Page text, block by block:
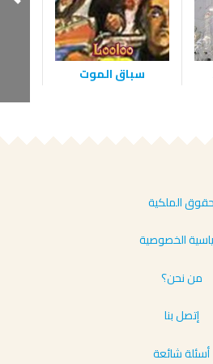
سباق الموت
حقوق الملكية
الخصوصية
من نحن؟
إتصل بنا
أسئلة شائعة